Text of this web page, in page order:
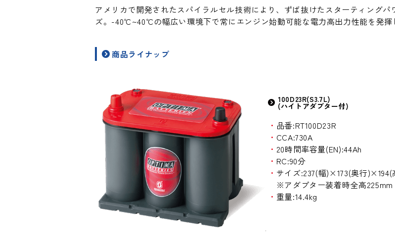
アメリカで開発されたスパイラルセル技術により、ずば抜けたスターティング
ズ。-40℃~40℃の幅広い環境下で常にエンジン始動可能な電力高出力性能を発揮
商品ライナップ
100D23R(S3.7L)
(ハイトアダプター付)
・ 品番:RT100D23R
・ CCA:730A
・ 20時間率容量(EN):44Ah
・ RC:90分
・ サイズ:237(幅)×173(奥行)×194(
※アダプター装着時全高225mm
・ 重量:14.4kg